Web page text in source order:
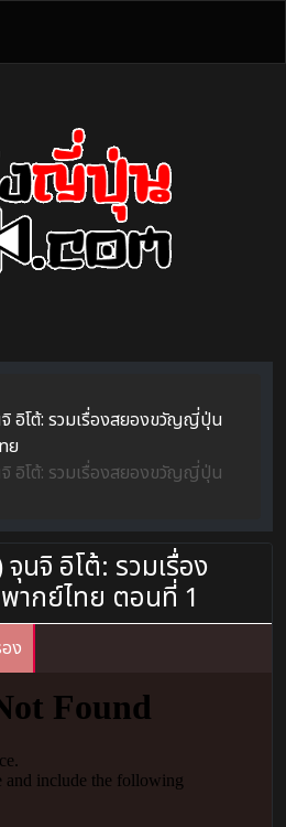
อิโต้: รวมเรื่องสยองขวัญญี่ปุ่น
ย
อิโต้: รวมเรื่องสยองขวัญญี่ปุ่น
นจิ อิโต้: รวมเรื่อง
กย์ไทย ตอนที่ 1
ง